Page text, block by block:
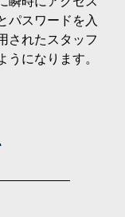
パスワードを入
されたスタッフ
になります。